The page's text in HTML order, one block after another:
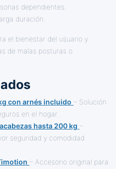
dependientes.
duración.
el bienestar del usuario y
de malas posturas o
con arnés incluido – Solución
en el hogar.
hasta 200 kg –
seguridad y comodidad
– Accesorio original para